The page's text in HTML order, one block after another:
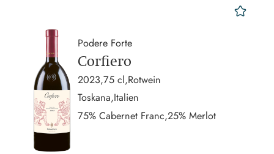
Preis absteigend
Unsere Reihenfolge
Podere Forte
Corfiero
Rotwein
2023,75 cl,
Italien
Toskana,
75% Cabernet Franc,25% Merlot